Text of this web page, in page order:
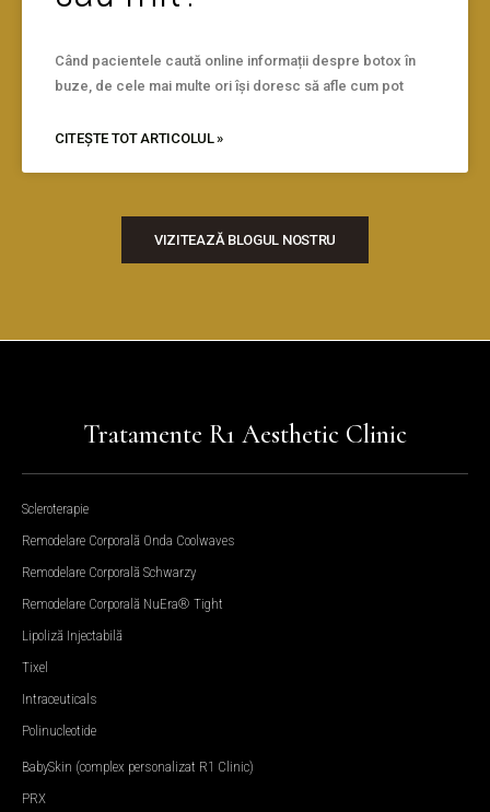
Când pacientele caută online informații despre botox în
buze, de cele mai multe ori își doresc să afle cum pot
CITEȘTE TOT ARTICOLUL »
VIZITEAZĂ BLOGUL NOSTRU
Tratamente R1 Aesthetic Clinic
BabySkin (complex personalizat R1 Clinic)
PRX
Scleroterapie
Remodelare Corporală Onda Coolwaves
Remodelare Corporală Schwarzy
Remodelare Corporală NuEra® Tight
Lipoliză Injectabilă
Tixel
Intraceuticals
Polinucleotide